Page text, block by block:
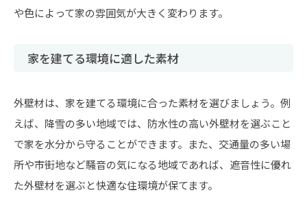
や色によって家の雰囲気が大きく変わります。
家を建てる環境に適した素材
外壁材は、家を建てる環境に合った素材を選びましょう。例
えば、降雪の多い地域では、防水性の高い外壁材を選ぶこと
で家を水分から守ることができます。また、交通量の多い場
所や市街地など騒音の気になる地域であれば、遮音性に優れ
た外壁材を選ぶと快適な住環境が保てます。